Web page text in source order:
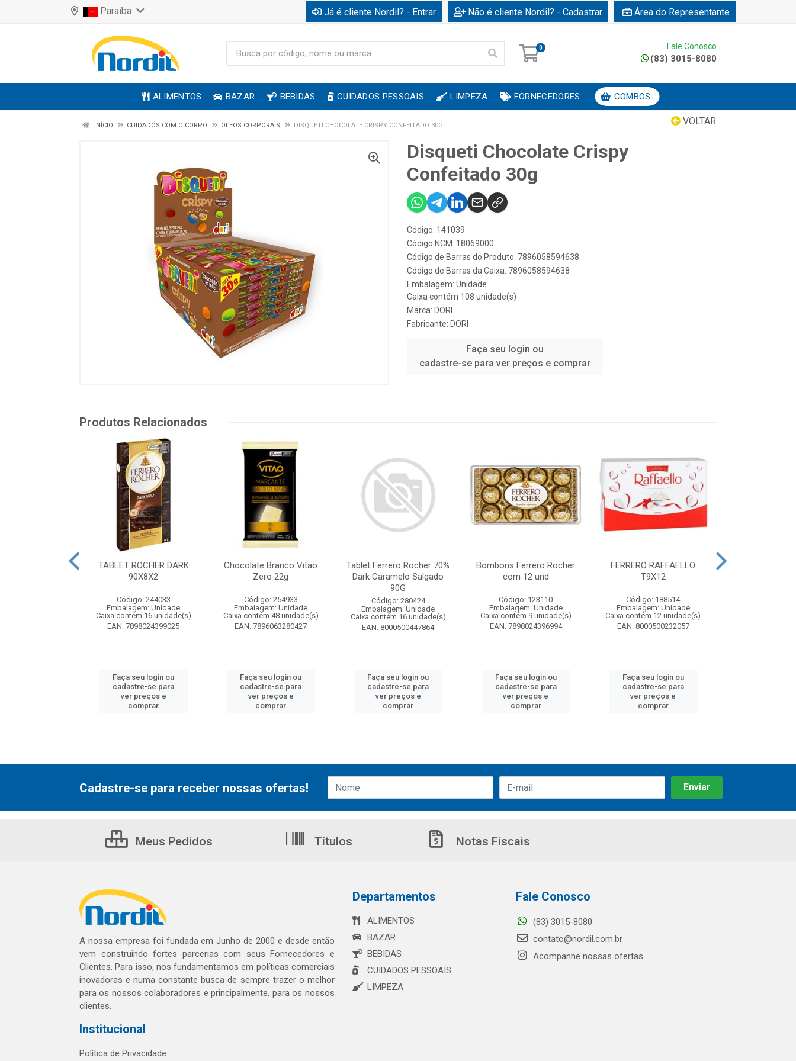
Paraíba Já é cliente Nordil? - Entrar Não é cliente Nordil? - Cadastrar Área do Representante
0 Fale Conosco
(83) 3015-8080
ALIMENTOS BAZAR BEBIDAS CUIDADOS PESSOAIS LIMPEZA FORNECEDORES COMBOS
VOLTAR
INÍCIO CUIDADOS COM O CORPO OLEOS CORPORAIS DISQUETI CHOCOLATE CRISPY CONFEITADO 30G
Disqueti Chocolate Crispy
Confeitado 30g
Código: 141039
Código NCM: 18069000
Código de Barras do Produto: 7896058594638
Código de Barras da Caixa: 7896058594638
Embalagem: Unidade
Caixa contém 108 unidade(s)
Marca: DORI
Fabricante: DORI
Faça seu login ou
cadastre-se para ver preços e comprar
Produtos Relacionados
Collection
TABLET ROCHER DARK
90X8X2
Código: 244033
Embalagem: Unidade
Caixa contém 16 unidade(s)
EAN: 7898024399025
Faça seu login ou
cadastre-se para
ver preços e
comprar
Chocolate Branco Vitao
Zero 22g
Código: 254933
Embalagem: Unidade
Caixa contém 48 unidade(s)
EAN: 7896063280427
Faça seu login ou
cadastre-se para
ver preços e
comprar
Tablet Ferrero Rocher 70%
Dark Caramelo Salgado
90G
Código: 280424
Embalagem: Unidade
Caixa contém 16 unidade(s)
EAN: 8000500447864
Faça seu login ou
cadastre-se para
ver preços e
comprar
Bombons Ferrero Rocher
com 12 und
Código: 123110
Embalagem: Unidade
Caixa contém 9 unidade(s)
EAN: 7898024396994
Faça seu login ou
cadastre-se para
ver preços e
comprar
FERRERO RAFFAELLO
T9X12
Código: 188514
Embalagem: Unidade
Caixa contém 12 unidade(s)
EAN: 8000500232057
Faça seu login ou
cadastre-se para
ver preços e
comprar
Cadastre-se para receber nossas ofertas!
Meus Pedidos Títulos Notas Fiscais
A nossa empresa foi fundada em Junho de 2000 e desde então
vem construindo fortes parcerias com seus Fornecedores e
Clientes. Para isso, nos fundamentamos em políticas comerciais
inovadoras e numa constante busca de sempre trazer o melhor
para os nossos colaboradores e principalmente, para os nossos
clientes.
Institucional
Política de Privacidade
Departamentos
ALIMENTOS
BAZAR
BEBIDAS
CUIDADOS PESSOAIS
LIMPEZA
Fale Conosco
(83) 3015-8080
contato@nordil.com.br
Acompanhe nossas ofertas